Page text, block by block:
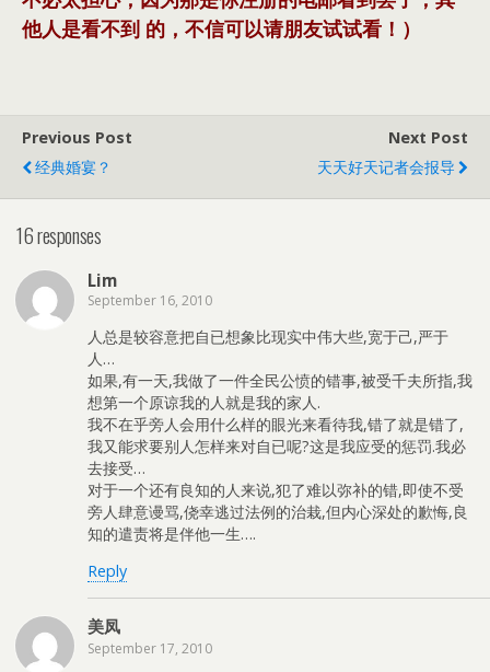
他人是看不到 的，不信可以请朋友试试看！）
Previous Post
经典婚宴？
Next Post
天天好天记者会报导
16 responses
Lim
September 16, 2010
人总是较容意把自已想象比现实中伟大些,宽于己,严于
人…
如果,有一天,我做了一件全民公愤的错事,被受千夫所指,我
想第一个原谅我的人就是我的家人.
我不在乎旁人会用什么样的眼光来看待我,错了就是错了,
我又能求要别人怎样来对自已呢?这是我应受的惩罚.我必
去接受…
对于一个还有良知的人来说,犯了难以弥补的错,即使不受
旁人肆意谩骂,侥幸逃过法例的治栽,但内心深处的歉悔,良
知的遣责将是伴他一生….
Reply
美凤
September 17, 2010